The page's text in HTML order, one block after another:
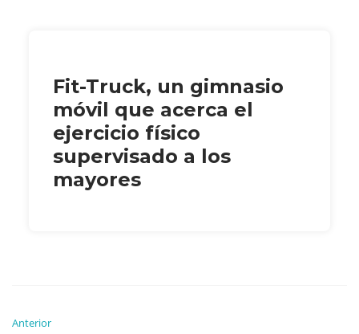
Fit-Truck, un gimnasio
móvil que acerca el
ejercicio físico
supervisado a los
mayores
Anterior